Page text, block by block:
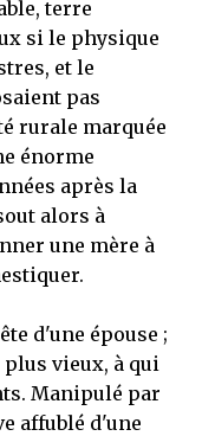
terre
si le physique
et le
pas
rurale marquée
énorme
après la
alors à
une mère à
d'une épouse ;
vieux, à qui
Manipulé par
affublé d'une